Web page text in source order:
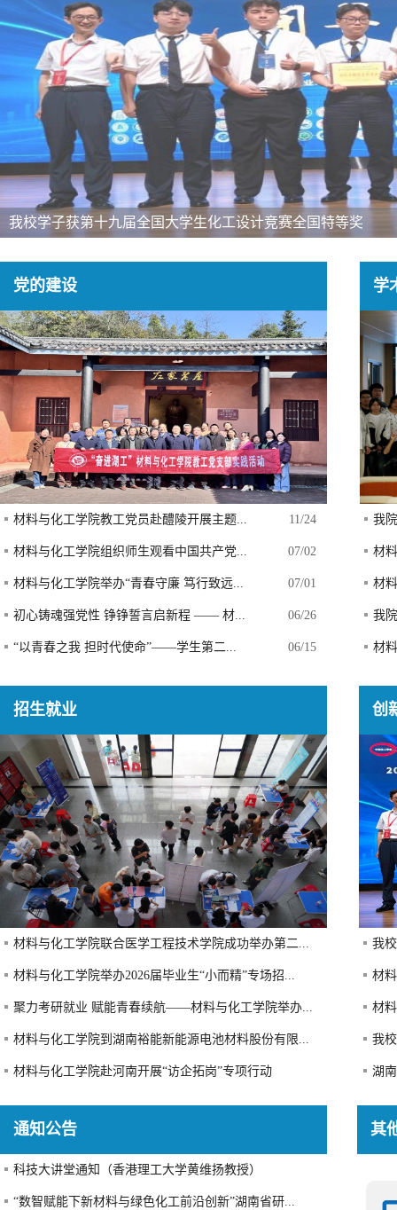
我校学子获第十九届全国大学生化工设计竞赛全国特等奖
学
我
材
材
我
材
党的建设
材料与化工学院教工党员赴醴陵开展主题... 11/24
材料与化工学院组织师生观看中国共产党... 07/02
材料与化工学院举办“青春守廉 笃行致远... 07/01
初心铸魂强党性 铮铮誓言启新程 —— 材... 06/26
“以青春之我 担时代使命”——学生第二... 06/15
招生就业
材料与化工学院联合医学工程技术学院成功举办第二...
材料与化工学院举办2026届毕业生“小而精”专场招...
聚力考研就业 赋能青春续航——材料与化工学院举办...
材料与化工学院到湖南裕能新能源电池材料股份有限...
材料与化工学院赴河南开展“访企拓岗”专项行动
创
我
材
材
我
湖
通知公告
科技大讲堂通知（香港理工大学黄维扬教授）
“数智赋能下新材料与绿色化工前沿创新”湖南省研...
其